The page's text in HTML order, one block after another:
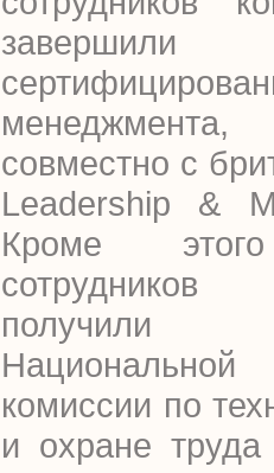
завершили
менеджмента,
совместно с
Leadership &
Кроме этого
получили
Национальной
комиссии по
и охране